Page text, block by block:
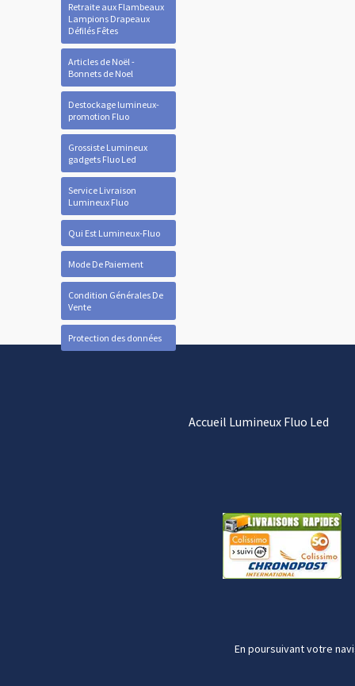
Retraite aux Flambeaux
Lampions Drapeaux
Défilés Fêtes
Articles de Noël -
Bonnets de Noel
Destockage lumineux-
promotion Fluo
Grossiste Lumineux
gadgets Fluo Led
Service Livraison
Lumineux Fluo
Qui Est Lumineux-Fluo
Mode De Paiement
Condition Générales De
Vente
Protection des données
Accueil Lumineux Fluo Led
En poursuivant votre